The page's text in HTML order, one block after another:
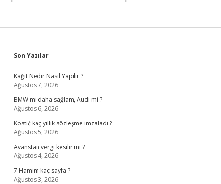
Sidebar
Son Yazılar
Kağıt Nedir Nasıl Yapılır ?
Ağustos 7, 2026
BMW mi daha sağlam, Audi mi ?
Ağustos 6, 2026
Kostić kaç yıllık sözleşme imzaladı ?
Ağustos 5, 2026
Avanstan vergi kesilir mi ?
Ağustos 4, 2026
7 Hamim kaç sayfa ?
Ağustos 3, 2026